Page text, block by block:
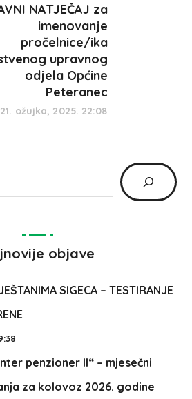
NATJEČAJ za
imenovanje
pročelnice/ika
upravnog
odjela Općine
Peteranec
21. ožujka, 2025. 22:08
objave
SIGECA – TESTIRANJE
penzioner II“ – mjesečni
za kolovoz 2026. godine